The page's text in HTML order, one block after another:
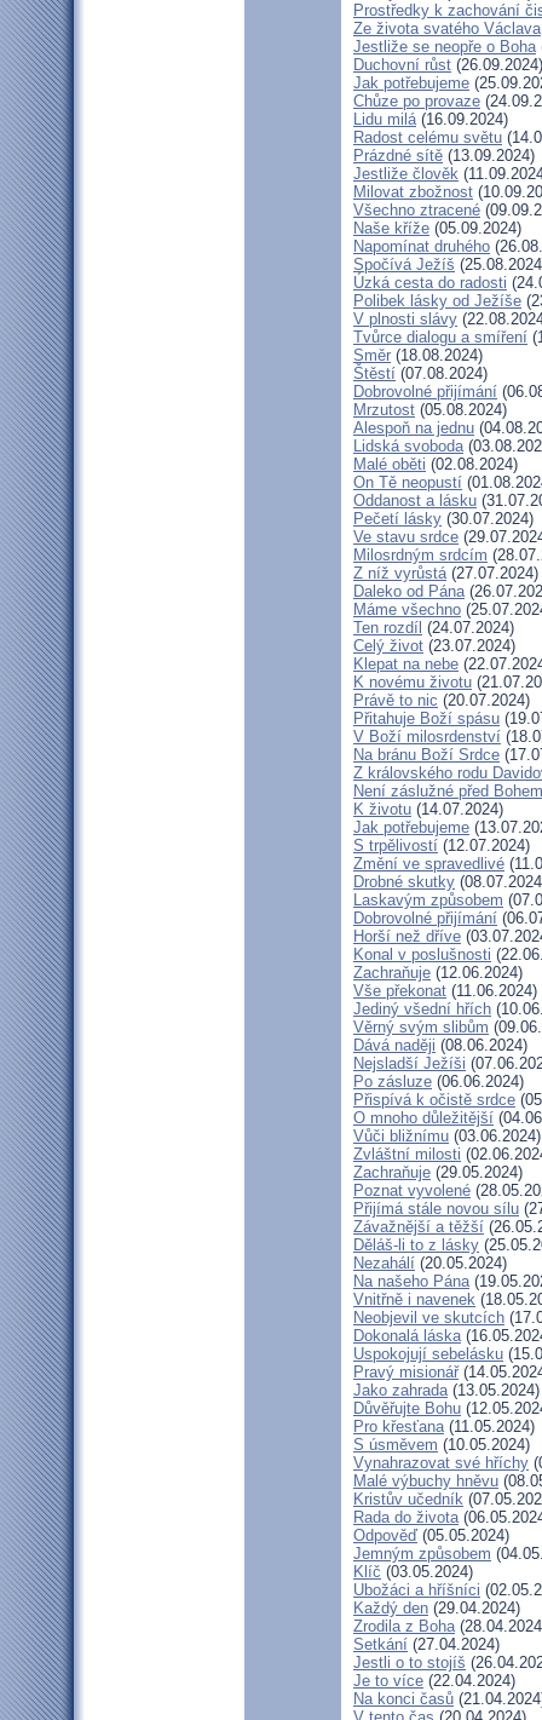
Prostředky k zachování
Ze života svatého Václava
Jestliže se neopře o Boha
Duchovní růst (26.09.2024)
Jak potřebujeme
Chůze po provaze
Lidu milá(16.09.2024)
Radost celému světu
Prázdné sítě (13.09.2024)
Jestliže člověk
Milovat zbožnost
Všechno ztracené
Naše kříže (05.09.2024)
Napomínat druhého
Spočívá Ježíš
Úzká cesta do radosti
Polibek lásky od Ježíše
V plnosti slávy
Tvůrce dialogu a smíření
Směr (18.08.2024)
Štěstí (07.08.2024)
Dobrovolné přijímání
Mrzutost (05.08.2024)
Alespoň na jednu
Lidská svoboda
Malé oběti (02.08.2024)
On Tě neopustí
Oddanost a lásku
Pečetí lásky (30.07.2024)
Ve stavu srdce
Milosrdným srdcím
Z níž vyrůstá(27.07.2024)
Daleko od Pána
Máme všechno
Ten rozdíl (24.07.2024)
Celý život (23.07.2024)
Klepat na nebe
K novému životu
Právě to nic (20.07.2024)
Přitahuje Boží spásu
V Boží milosrdenství
Na bránu Boží Srdce
Z královského rodu
Není záslužné před Bohem
K životu (14.07.2024)
Jak potřebujeme
S trpělivostí (12.07.2024)
Změní ve spravedlivé
Drobné skutky
Laskavým způsobem
Dobrovolné přijímání
Horší než dříve
Konal v poslušnosti
Zachraňuje (12.06.2024)
Vše překonat (11.06.2024)
Jediný všední hřích
Věrný svým slibům
Dává naději (08.06.2024)
Nejsladší Ježíši
Po zásluze (06.06.2024)
Přispívá k očistě srdce
O mnoho důležitější
Vůči bližnímu (03.06.2024)
Zvláštní milosti
Zachraňuje (29.05.2024)
Poznat vyvolené
Přijímá stále novou sílu
Závažnější a těžší
Děláš-li to z lásky
Nezahálí (20.05.2024)
Na našeho Pána
Vnitřně i navenek
Neobjevil ve skutcích
Dokonalá láska
Uspokojují sebelásku
Pravý misionář
Jako zahrada(13.05.2024)
Důvěřujte Bohu
Pro křesťana(11.05.2024)
S úsměvem (10.05.2024)
Vynahrazovat své hříchy
Malé výbuchy hněvu
Kristův učedník
Rada do života
Odpověď (05.05.2024)
Jemným způsobem
Klíč (03.05.2024)
Ubožáci a hříšníci
Každý den (29.04.2024)
Zrodila z Boha
Setkání (27.04.2024)
Jestli o to stojíš
Je to více (22.04.2024)
Na konci časů